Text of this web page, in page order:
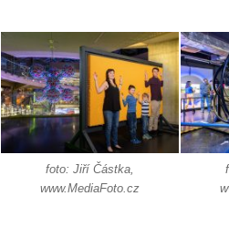
foto: Jiří Částka,
www.MediaFoto.cz